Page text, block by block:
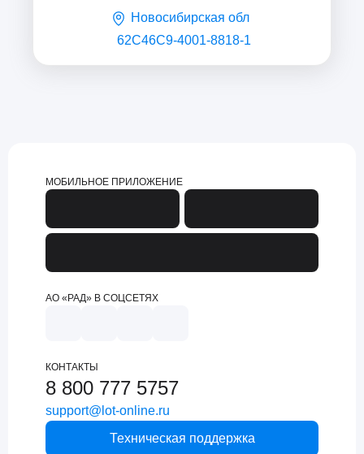
Новосибирская обл
62C46C9-4001-8818-1
МОБИЛЬНОЕ ПРИЛОЖЕНИЕ
АО «РАД» В СОЦСЕТЯХ
КОНТАКТЫ
8 800 777 5757
support@lot-online.ru
Техническая поддержка